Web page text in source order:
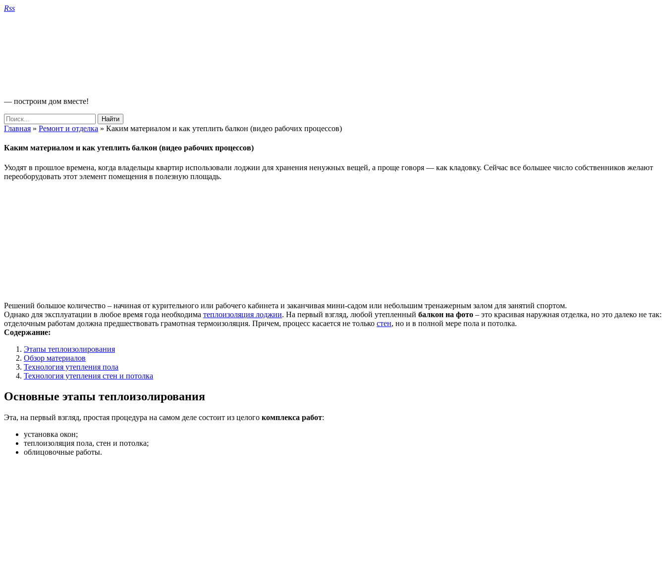
Rss
— построим дом вместе!
Главная » Ремонт и отделка » Каким материалом и как утеплить балкон (видео рабочих процессов)
Каким материалом и как утеплить балкон (видео рабочих процессов)
Уходят в прошлое времена, когда владельцы квартир использовали лоджии для хранения ненужных вещей, а проще говоря — как кладовку. Сейчас все большее число собственников желают
переоборудовать этот элемент помещения в полезную площадь.
Решений большое количество – начиная от курительного или рабочего кабинета и заканчивая мини-садом или небольшим тренажерным залом для занятий спортом.
Однако для эксплуатации в любое время года необходима теплоизоляция лоджии. На первый взгляд, любой утепленный балкон на фото – это красивая наружная отделка, но это далеко не так:
отделочным работам должна предшествовать грамотная термоизоляция. Причем, процесс касается не только стен, но и в полной мере пола и потолка.
Содержание:
Этапы теплоизолирования
Обзор материалов
Технология утепления пола
Технология утепления стен и потолка
Основные этапы теплоизолирования
Эта, на первый взгляд, простая процедура на самом деле состоит из целого комплекса работ:
установка окон;
теплоизоляция пола, стен и потолка;
облицовочные работы.